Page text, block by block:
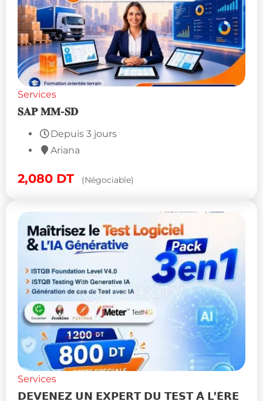
Services
𝐒𝐀𝐏 𝐌𝐌-𝐒𝐃
Depuis 3 jours
Ariana
2,080 DT (Négociable)
Services
𝗗𝗘𝗩𝗘𝗡𝗘𝗭 𝗨𝗡 𝗘𝗫𝗣𝗘𝗥𝗧 𝗗𝗨 𝗧𝗘𝗦𝗧 𝗔̀ 𝗟’𝗘̀𝗥𝗘